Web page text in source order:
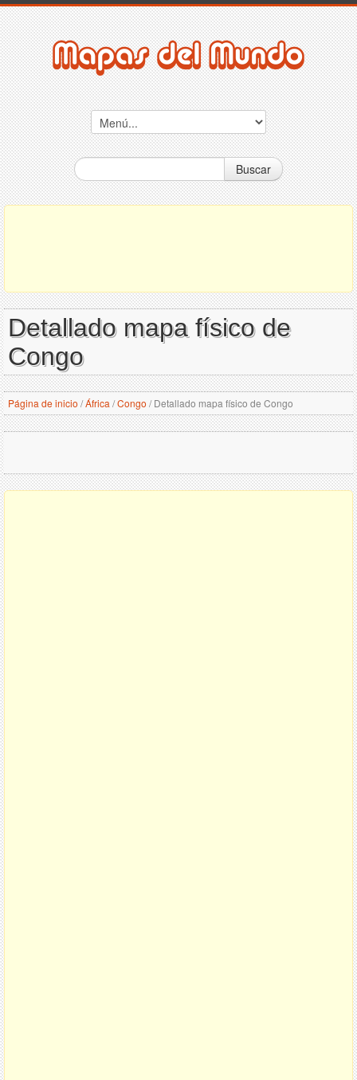
Buscar
Detallado mapa físico de
Congo
Página de inicio /África /Congo /Detallado mapa físico de Congo